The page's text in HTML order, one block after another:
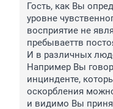
Гость, как Вы
уровне
восприятие не
пребываеттв
И в различных
Например Вы
инцинденте,
оскорбления
и видимо Вы